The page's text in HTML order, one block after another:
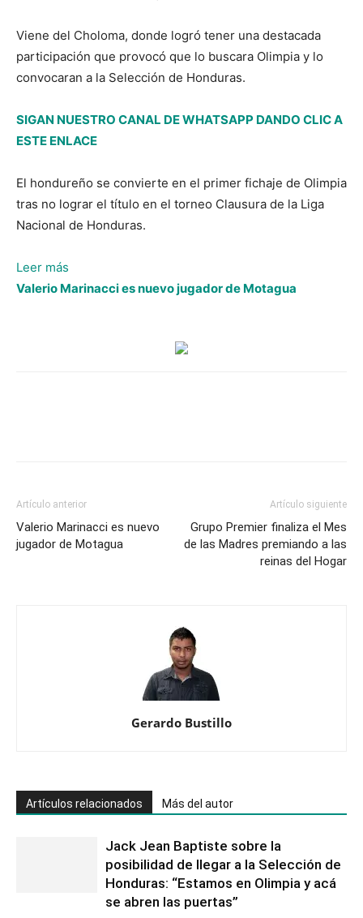
Viene del Choloma, donde logró tener una destacada
participación que provocó que lo buscara Olimpia y lo
convocaran a la Selección de Honduras.
SIGAN NUESTRO CANAL DE WHATSAPP DANDO CLIC A
ESTE ENLACE
El hondureño se convierte en el primer fichaje de Olimpia
tras no lograr el título en el torneo Clausura de la Liga
Nacional de Honduras.
Leer más
Cristian
por
tres
años
Valerio Marinacci es nuevo jugador de Motagua
Artículo anterior
Valerio Marinacci es nuevo
jugador de Motagua
Artículo siguiente
Grupo Premier finaliza el Mes
de las Madres premiando a las
reinas del Hogar
Gerardo Bustillo
Artículos relacionados Más del autor
Jack Jean Baptiste sobre la
posibilidad de llegar a la Selección de
Honduras: “Estamos en Olimpia y acá
se abren las puertas”